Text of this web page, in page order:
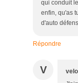
qui conduit
enfin, qu'as
d'auto
Répondre
V